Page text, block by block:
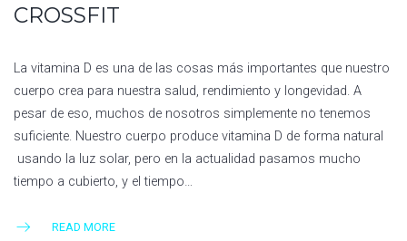
CROSSFIT
La vitamina D es una de las cosas más importantes que nuestro
cuerpo crea para nuestra salud, rendimiento y longevidad. A
pesar de eso, muchos de nosotros simplemente no tenemos
suficiente. Nuestro cuerpo produce vitamina D de forma natural
usando la luz solar, pero en la actualidad pasamos mucho
tiempo a cubierto, y el tiempo…
READ MORE